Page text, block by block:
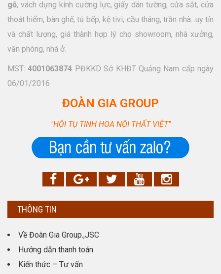
gỗ, vách dựng kính cường lực, giấy dán tường, cửa sắt, cửa
thoát hiểm, bàn ghế, tủ bếp, kệ tivi, cầu tháng, trần nhà...uy tín
và chất lượng, giá thành hợp lý cho showroom, nhà xưởng,
văn phòng, nhà ở.
MST:4001063874 PĐKKD Sở KHĐT Quảng Nam cấp ngày
06/01/2016
ĐOÀN GIA GROUP
"HỘI TỤ TINH HOA NỘI THẤT VIỆT"
THÔNG TIN
Về Đoàn Gia Group.,JSC
Hướng dẫn thanh toán
Kiến thức – Tư vấn